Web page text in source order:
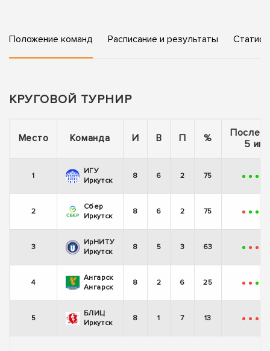
Положение команд Расписание и результаты
КРУГОВОЙ ТУРНИР
Место Команда И В П %
5 игр
1
ИГУ
Иркутск
8 6 2 75 + + +
2
Сбер
Иркутск
8 6 2 75 - + +
3
ИрНИТУ
Иркутск
8 5 3 63 + - -
4
Ангарск
Ангарск
8 2 6 25 - - +
5
БЛИЦ
Иркутск
8 1 7 13 - - -